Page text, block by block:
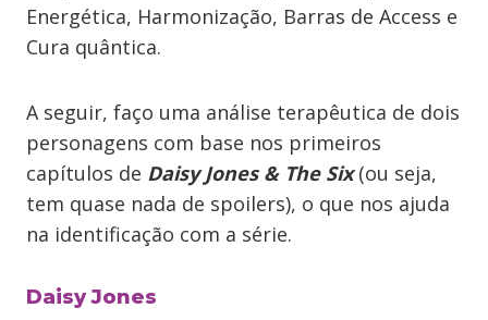
Energética, Harmonização, Barras de Access e
Cura quântica.
A seguir, faço uma análise terapêutica de dois
personagens com base nos primeiros
capítulos de Daisy Jones & The Six(ou seja,
tem quase nada de spoilers), o que nos ajuda
na identificação com a série.
Daisy Jones